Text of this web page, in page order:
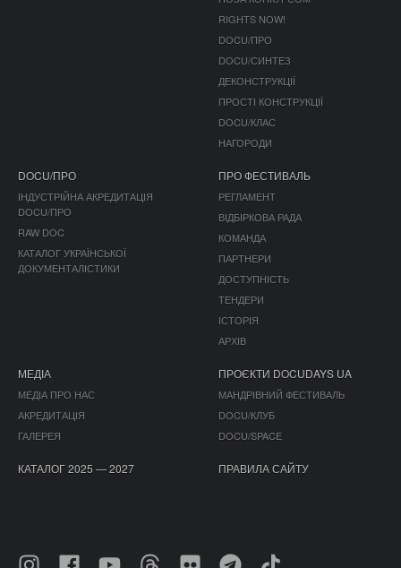
RIGHTS NOW!
DOCU/ПРО
DOCU/СИНТЕЗ
ДЕКОНСТРУКЦІЇ
ПРОСТІ КОНСТРУКЦІЇ
DOCU/КЛАС
НАГОРОДИ
DOCU/ПРО
ІНДУСТРІЙНА АКРЕДИТАЦІЯ
DOCU/ПРО
RAW DOC
КАТАЛОГ УКРАЇНСЬКОЇ
ДОКУМЕНТАЛІСТИКИ
ПРО ФЕСТИВАЛЬ
РЕГЛАМЕНТ
ВІДБІРКОВА РАДА
КОМАНДА
ПАРТНЕРИ
ДОСТУПНІСТЬ
ТЕНДЕРИ
ІСТОРІЯ
АРХІВ
МЕДІА
МЕДІА ПРО НАС
АКРЕДИТАЦІЯ
ГАЛЕРЕЯ
ПРОЄКТИ DOCUDAYS UA
МАНДРІВНИЙ ФЕСТИВАЛЬ
DOCU/КЛУБ
DOCU/SPACE
КАТАЛОГ 2025 — 2027 ПРАВИЛА САЙТУ